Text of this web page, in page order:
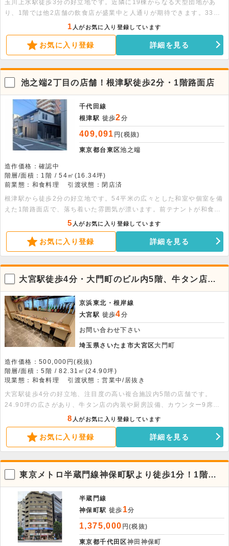
玉川上水駅徒歩3分の好立地です。近隣に19棟からなる大型団地があ
り、1階では他2店舗の飲食店が盛業中と人通りが期待できます。33平
米の使いやすい広さで、造作設備付きの居抜きとして魅力的な物件で
す。
1 人がお気に入り登録しています
お気に入り登録 詳細を見る
池之端2丁目の店舗！根津駅徒歩2分・1階路面店
千代田線
根津駅 徒歩2分
409,091 円(税抜)
東京都台東区池之端
造作価格：確認中
階層/面積：1階 / 54㎡(16.34坪)
前業態：和食料理
引渡状態：閉店済
根津駅から徒歩2分の好立地です。54平米の広々とした和室や個室を備
えた1階路面店で、落ち着いた雰囲気が漂います。前テナントが和食店
のため、幅広い業種のご相談が可能です。まずはお気軽にお問い合わせ
ください。
5 人がお気に入り登録しています
お気に入り登録 詳細を見る
大宮駅徒歩4分・大門町のビル内5階、牛タン店居
抜き店舗
京浜東北・根岸線
大宮駅 徒歩4分
お問い合わせ下さい
埼玉県さいたま市大宮区大門町
造作価格：500,000円(税抜)
階層/面積：5階 / 82.31㎡(24.90坪)
現業態：和食料理
引渡状態：営業中/居抜き
大宮駅徒歩4分の好立地、注目度の高い複合施設内5階の店舗です。
24.90坪の広さがあり、牛タン店の内装や厨房設備、カウンター9席を
含む計34席を活かしてスムーズな開業が目指せます。詳細につきまし
てはお気軽にお問い合わせください。
8 人がお気に入り登録しています
お気に入り登録 詳細を見る
東京メトロ半蔵門線神保町駅より徒歩1分！1階店
舗物件
半蔵門線
神保町駅 徒歩 1分
1,375,000 円(税抜)
東京都千代田区神田神保町